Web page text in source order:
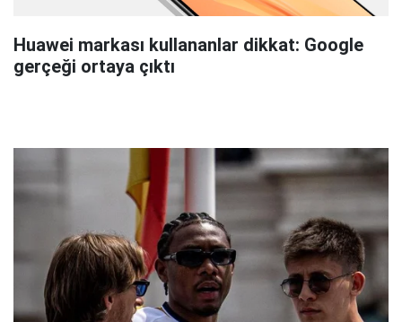
Huawei markası kullananlar dikkat: Google
gerçeği ortaya çıktı